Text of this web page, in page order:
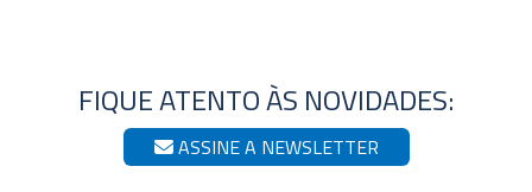
FIQUE ATENTO ÀS NOVIDADES:
ASSINE A NEWSLETTER